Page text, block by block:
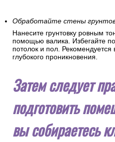
Обработайте стены
Нанесите грунтовку ровным
помощью валика. Избегайте
потолок и пол. Рекомендуется
глубокого проникновения.
Затем следует
подготовить
вы собираетесь